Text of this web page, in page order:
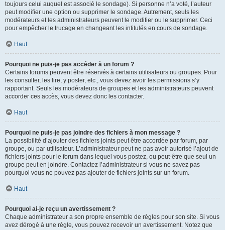
toujours celui auquel est associé le sondage). Si personne n’a voté, l’auteur
peut modifier une option ou supprimer le sondage. Autrement, seuls les
modérateurs et les administrateurs peuvent le modifier ou le supprimer. Ceci
pour empêcher le trucage en changeant les intitulés en cours de sondage.
Haut
Pourquoi ne puis-je pas accéder à un forum ?
Certains forums peuvent être réservés à certains utilisateurs ou groupes. Pour
les consulter, les lire, y poster, etc., vous devez avoir les permissions s’y
rapportant. Seuls les modérateurs de groupes et les administrateurs peuvent
accorder ces accès, vous devez donc les contacter.
Haut
Pourquoi ne puis-je pas joindre des fichiers à mon message ?
La possibilité d’ajouter des fichiers joints peut être accordée par forum, par
groupe, ou par utilisateur. L’administrateur peut ne pas avoir autorisé l’ajout de
fichiers joints pour le forum dans lequel vous postez, ou peut-être que seul un
groupe peut en joindre. Contactez l’administrateur si vous ne savez pas
pourquoi vous ne pouvez pas ajouter de fichiers joints sur un forum.
Haut
Pourquoi ai-je reçu un avertissement ?
Chaque administrateur a son propre ensemble de règles pour son site. Si vous
avez dérogé à une règle, vous pouvez recevoir un avertissement. Notez que